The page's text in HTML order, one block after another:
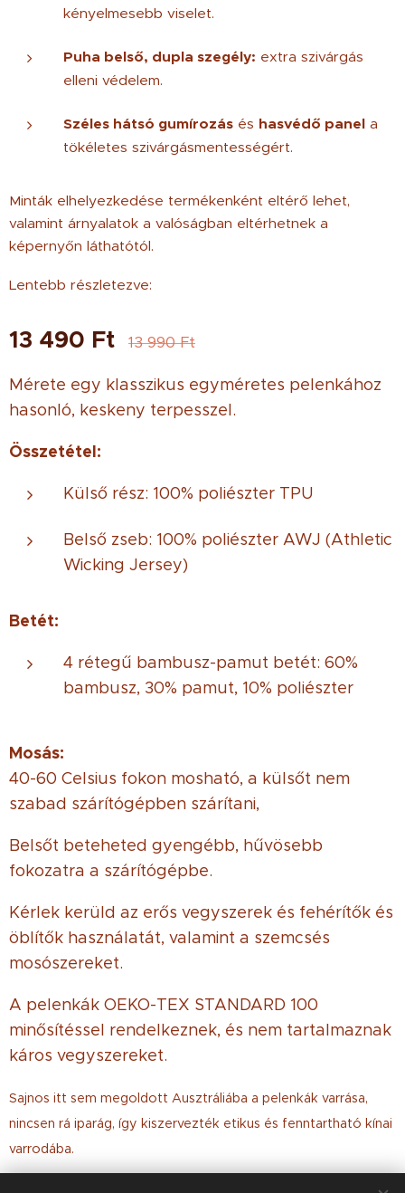
kényelmesebb viselet.
Puha belső, dupla szegély: extra szivárgás
elleni védelem.
Széles hátsó gumírozás és hasvédő panel a
tökéletes szivárgásmentességért.
Minták elhelyezkedése termékenként eltérő lehet,
valamint árnyalatok a valóságban eltérhetnek a
képernyőn láthatótól.
Lentebb részletezve:
13 490 Ft 13 990Ft
Mérete egy klasszikus egyméretes pelenkához
hasonló, keskeny terpesszel.
Összetétel:
Külső rész: 100% poliészter TPU
Belső zseb: 100% poliészter AWJ (Athletic
Wicking Jersey)
Betét:
4 rétegű bambusz-pamut betét: 60%
bambusz, 30% pamut, 10% poliészter
Mosás:
40-60 Celsius fokon mosható, a külsőt nem
szabad szárítógépben szárítani,
Belsőt beteheted gyengébb, hűvösebb
fokozatra a szárítógépbe.
Kérlek kerüld az erős vegyszerek és fehérítők és
öblítők használatát, valamint a szemcsés
mosószereket.
A pelenkák OEKO-TEX STANDARD 100
minősítéssel rendelkeznek, és nem tartalmaznak
káros vegyszereket.
Sajnos itt sem megoldott Ausztráliába a pelenkák varrása,
nincsen rá iparág, így kiszervezték etikus és fenntartható kínai
varrodába.